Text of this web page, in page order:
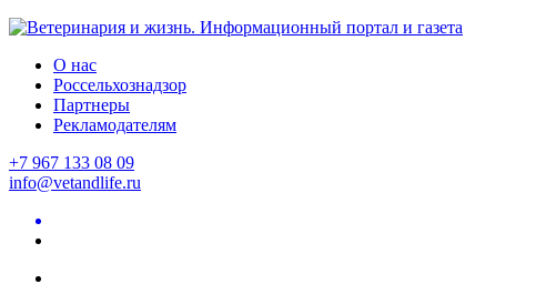
О нас
Россельхознадзор
Партнеры
Рекламодателям
+7 967 133 08 09
info@vetandlife.ru